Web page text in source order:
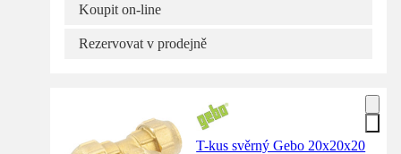
Koupit on-line
Rezervovat v prodejně
T-kus svěrný Gebo 20x20x20